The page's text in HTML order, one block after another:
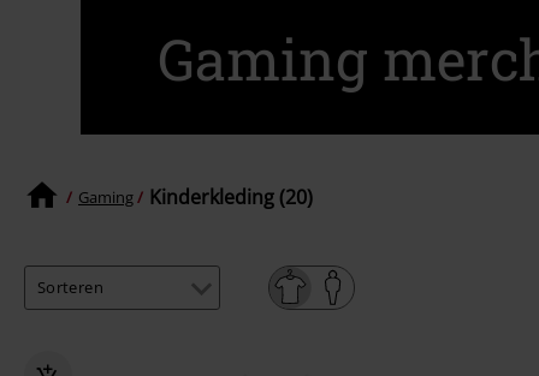
Gaming
Gaming Kinderkleding (20)